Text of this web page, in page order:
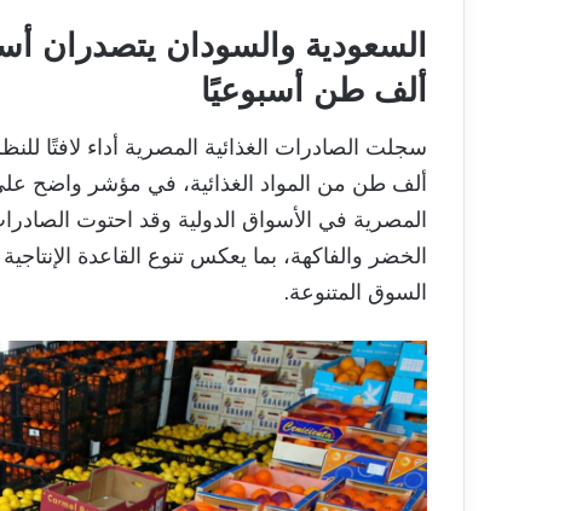
ألف طن أسبوعيًا
ألف طن من المواد الغذائية، في مؤشر واضح
الخضر والفاكهة، بما يعكس تنوع القاعدة
السوق المتنوعة.